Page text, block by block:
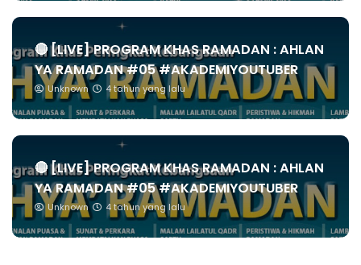
🔴 [LIVE] PROGRAM KHAS RAMADAN : AHLAN
YA RAMADAN #05 #AKADEMIYOUTUBER
Unknown 4 tahun yang lalu
🔴 [LIVE] PROGRAM KHAS RAMADAN : AHLAN
YA RAMADAN #05 #AKADEMIYOUTUBER
Unknown 4 tahun yang lalu